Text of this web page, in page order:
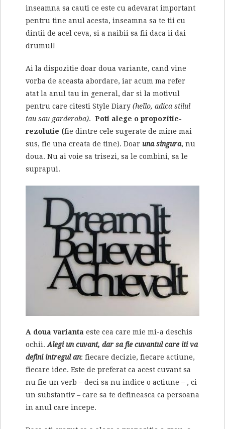
inseamna sa cauti ce este cu adevarat important
pentru tine anul acesta, inseamna sa te tii cu
dintii de acel ceva, si a naibii sa fii daca ii dai
drumul!
Ai la dispozitie doar doua variante, cand vine
vorba de aceasta abordare, iar acum ma refer
atat la anul tau in general, dar si la motivul
pentru care citesti Style Diary (hello, adica stilul
tau sau garderoba). Poti alege o propozitie-
rezolutie (fie dintre cele sugerate de mine mai
sus, fie una creata de tine). Doar una singura, nu
doua. Nu ai voie sa trisezi, sa le combini, sa le
suprapui.
A doua varianta este cea care mie mi-a deschis
ochii.Alegi un cuvant, dar sa fie cuvantul care iti va
defini intregul an: fiecare decizie, fiecare actiune,
fiecare idee. Este de preferat ca acest cuvant sa
nu fie un verb – deci sa nu indice o actiune – , ci
un substantiv – care sa te defineasca ca persoana
in anul care incepe.